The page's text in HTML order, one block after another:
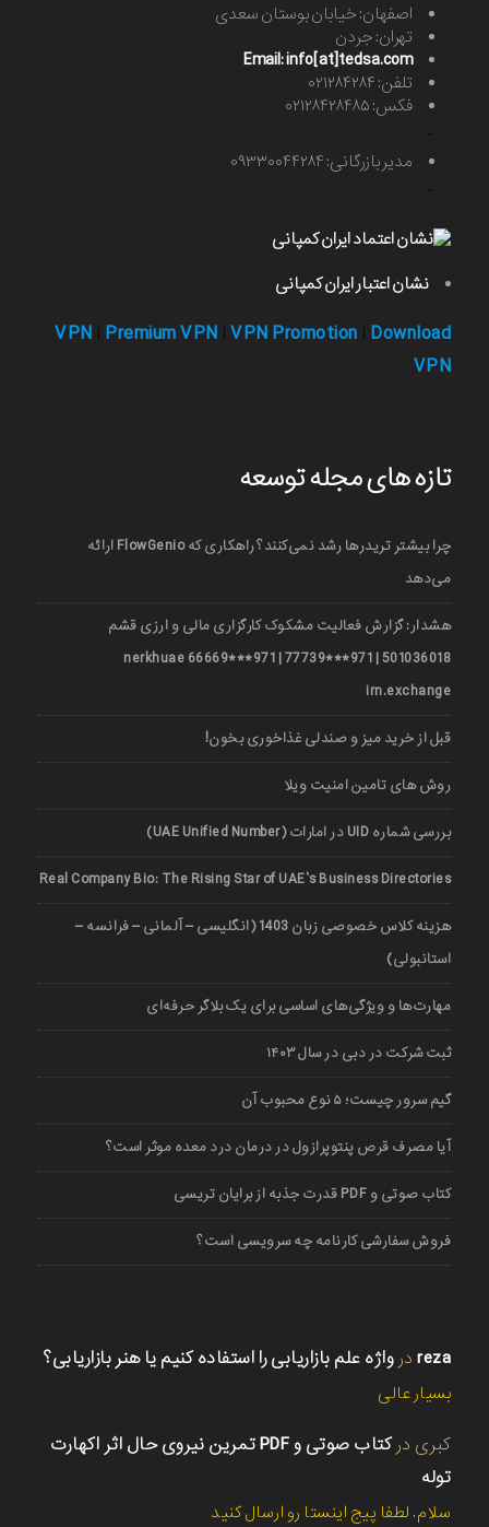
اصفهان: خیابان بوستان سعدی
تهران: جردن
Email: info[at]tedsa.com
تلفن: ۰۲۱۲۸۴۲۸۴
فکس: ۰۲۱۲۸۴۲۸۴۸۵
مدیر بازرگانی: ۰۹۳۳۰۰۴۴۲۸۴
نشان اعتبار ایران کمپانی
VPN Premium VPN VPN Promotion Download
VPN
تازه های مجله توسعه
چرا بیشتر تریدرها رشد نمی‌کنند؟ راهکاری که FlowGenio ارائه
می‌دهد
هشدار: گزارش فعالیت مشکوک کارگزاری مالی و ارزی قشم
501036018 | 971***77739 | 971***66669 nerkhuae
irn.exchange
قبل از خرید میز و صندلی غذاخوری بخون!
روش های تامین امنیت ویلا
بررسی شماره UID در امارات (UAE Unified Number)
Real Company Bio: The Rising Star of UAE’s Business Directories
هزینه کلاس خصوصی زبان 1403 (انگلیسی – آلمانی – فرانسه –
استانبولی)
مهارت‌ها و ویژگی‌های اساسی برای یک بلاگر حرفه‌ای
ثبت شرکت در دبی در سال ۱۴۰۳
گیم سرور چیست؛ ۵ نوع محبوب آن
آیا مصرف قرص پنتوپرازول در درمان درد معده موثر است؟
کتاب صوتی و PDF قدرت جذبه از برایان تریسی
فروش سفارشی کارنامه چه سرویسی است؟
reza در واژه علم بازاریابی را استفاده کنیم یا هنر بازاریابی؟
بسیار عالی
کبری در
کتاب صوتی و PDF تمرین نیروی حال اثر اکهارت
توله
سلام. لطفا پیج اینستا رو ارسال کنید